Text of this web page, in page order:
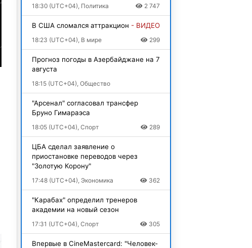
18:30 (UTC+04), Политика 2 747
В США сломался аттракцион - ВИДЕО
18:23 (UTC+04), В мире 299
Прогноз погоды в Азербайджане на 7
августа
18:15 (UTC+04), Общество
"Арсенал" согласовал трансфер
Бруно Гимараэса
18:05 (UTC+04), Спорт 289
ЦБА сделал заявление о
приостановке переводов через
"Золотую Корону"
17:48 (UTC+04), Экономика 362
"Карабах" определил тренеров
академии на новый сезон
17:31 (UTC+04), Спорт 305
Впервые в CineMastercard: "Человек-